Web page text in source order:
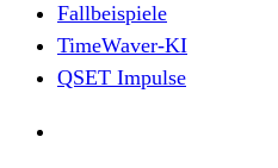
Fallbeispiele
TimeWaver-KI
QSET Impulse